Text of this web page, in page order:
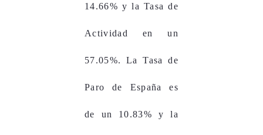
14.66% y la Tasa de
Actividad en un
57.05%. La Tasa de
Paro de España es
de un 10.83% y la